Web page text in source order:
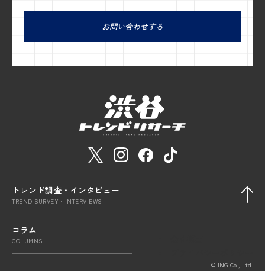
お問い合わせする
トレンド調査・インタビュー
TREND SURVEY・INTERVIEWS
コラム
COLUMNS
© ING Co., Ltd.